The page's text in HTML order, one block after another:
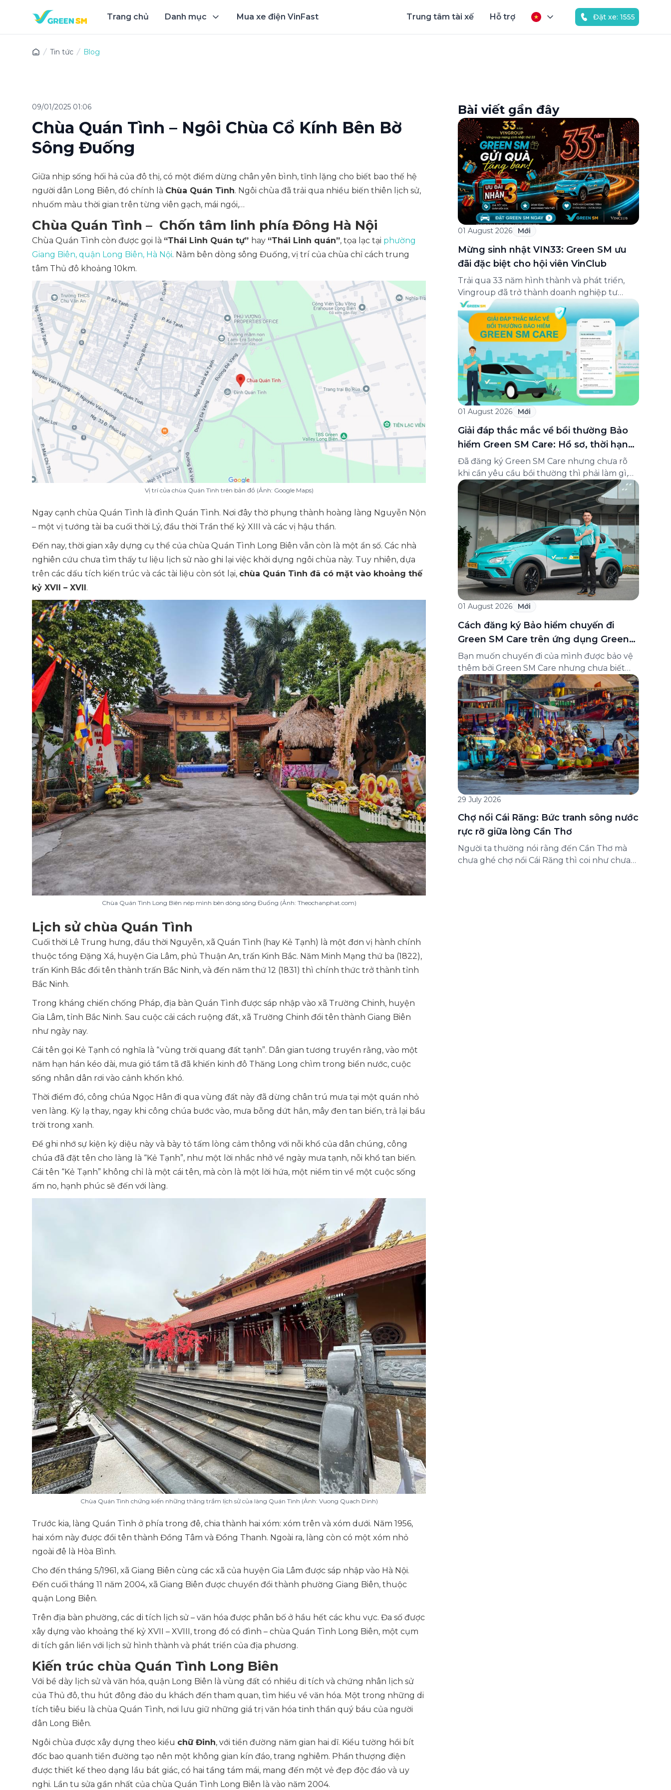
Trang chủ Danh mục Mua xe điện VinFast Trung tâm tài xế Hỗ trợ Đặt xe: 1555
Tin tức Blog
09/01/2025 01:06
Chùa Quán Tình – Ngôi Chùa Cổ Kính Bên Bờ
Sông Đuống
Giữa nhịp sống hối hả của đô thị, có một điểm dừng chân yên bình, tĩnh lặng cho biết bao thế hệ
người dân Long Biên, đó chính là Chùa Quán Tình. Ngôi chùa đã trải qua nhiều biến thiên lịch sử,
nhuốm màu thời gian trên từng viên gạch, mái ngói,…
Chùa Quán Tình – Chốn tâm linh phía Đông Hà Nội
Chùa Quán Tình còn được gọi là “Thái Linh Quán tự” hay “Thái Linh quán”, tọa lạc tại phường
Giang Biên, quận Long Biên, Hà Nội. Nằm bên dòng sông Đuống, vị trí của chùa chỉ cách trung
tâm Thủ đô khoảng 10km.
Vị trí của chùa Quán Tình trên bản đồ (Ảnh: Google Maps)
Ngay cạnh chùa Quán Tình là đình Quán Tình. Nơi đây thờ phụng thành hoàng làng Nguyễn Nộn
– một vị tướng tài ba cuối thời Lý, đầu thời Trần thế kỷ XIII và các vị hậu thần.
Đến nay, thời gian xây dựng cụ thể của chùa Quán Tình Long Biên vẫn còn là một ẩn số. Các nhà
nghiên cứu chưa tìm thấy tư liệu lịch sử nào ghi lại việc khởi dựng ngôi chùa này. Tuy nhiên, dựa
trên các dấu tích kiến trúc và các tài liệu còn sót lại, chùa Quán Tình đã có mặt vào khoảng thế
kỷ XVII – XVII.
Chùa Quán Tình Long Biên nép mình bên dòng sông Đuống (Ảnh: Theochanphat.com)
Lịch sử chùa Quán Tình
Cuối thời Lê Trung hưng, đầu thời Nguyễn, xã Quán Tình (hay Kẻ Tạnh) là một đơn vị hành chính
thuộc tổng Đặng Xá, huyện Gia Lâm, phủ Thuận An, trấn Kinh Bắc. Năm Minh Mạng thứ ba (1822),
trấn Kinh Bắc đổi tên thành trấn Bắc Ninh, và đến năm thứ 12 (1831) thì chính thức trở thành tỉnh
Bắc Ninh.
Trong kháng chiến chống Pháp, địa bàn Quán Tình được sáp nhập vào xã Trường Chinh, huyện
Gia Lâm, tỉnh Bắc Ninh. Sau cuộc cải cách ruộng đất, xã Trường Chinh đổi tên thành Giang Biên
như ngày nay.
Cái tên gọi Kẻ Tạnh có nghĩa là “vùng trời quang đất tạnh”. Dân gian tương truyền rằng, vào một
năm hạn hán kéo dài, mưa gió tầm tã đã khiến kinh đô Thăng Long chìm trong biển nước, cuộc
sống nhân dân rơi vào cảnh khốn khó.
Thời điểm đó, công chúa Ngọc Hân đi qua vùng đất này đã dừng chân trú mưa tại một quán nhỏ
ven làng. Kỳ lạ thay, ngay khi công chúa bước vào, mưa bỗng dứt hẳn, mây đen tan biến, trả lại bầu
trời trong xanh.
Để ghi nhớ sự kiện kỳ diệu này và bày tỏ tấm lòng cảm thông với nỗi khổ của dân chúng, công
chúa đã đặt tên cho làng là “Kẻ Tạnh”, như một lời nhắc nhở về ngày mưa tạnh, nỗi khổ tan biến.
Cái tên “Kẻ Tạnh” không chỉ là một cái tên, mà còn là một lời hứa, một niềm tin về một cuộc sống
ấm no, hạnh phúc sẽ đến với làng.
Chùa Quán Tình chứng kiến những thăng trầm lịch sử của làng Quán Tình (Ảnh: Vuong Quach Dinh)
Trước kia, làng Quán Tình ở phía trong đê, chia thành hai xóm: xóm trên và xóm dưới. Năm 1956,
hai xóm này được đổi tên thành Đồng Tâm và Đồng Thanh. Ngoài ra, làng còn có một xóm nhỏ
ngoài đê là Hòa Bình.
Cho đến tháng 5/1961, xã Giang Biên cùng các xã của huyện Gia Lâm được sáp nhập vào Hà Nội.
Đến cuối tháng 11 năm 2004, xã Giang Biên được chuyển đổi thành phường Giang Biên, thuộc
quận Long Biên.
Trên địa bàn phường, các di tích lịch sử – văn hóa được phân bố ở hầu hết các khu vực. Đa số được
xây dựng vào khoảng thế kỷ XVII – XVIII, trong đó có đình – chùa Quán Tình Long Biên, một cụm
di tích gắn liền với lịch sử hình thành và phát triển của địa phương.
Kiến trúc chùa Quán Tình Long Biên
Với bề dày lịch sử và văn hóa, quận Long Biên là vùng đất có nhiều di tích và chứng nhân lịch sử
của Thủ đô, thu hút đông đảo du khách đến tham quan, tìm hiểu về văn hóa. Một trong những di
tích tiêu biểu là chùa Quán Tình, nơi lưu giữ những giá trị văn hóa tinh thần quý báu của người
dân Long Biên.
Ngôi chùa được xây dựng theo kiểu chữ Đinh, với tiền đường năm gian hai dĩ. Kiểu tường hồi bít
đốc bao quanh tiền đường tạo nên một không gian kín đáo, trang nghiêm. Phần thượng điện
được thiết kế theo dạng lầu bát giác, có hai tầng tám mái, mang đến một vẻ đẹp độc đáo và uy
nghi. Lần tu sửa gần nhất của chùa Quán Tình Long Biên là vào năm 2004.
Bài viết gần đây
01 August 2026 Mới
Mừng sinh nhật VIN33: Green SM ưu
đãi đặc biệt cho hội viên VinClub
Trải qua 33 năm hình thành và phát triển,
Vingroup đã trở thành doanh nghiệp tư
nhân đa ngành lớn nhất Việt Nam, lọt Top 30
doanh nghiệp lớn nhất Đông Nam Á theo
bảng xếp hạng của Tạp chí Fortune (Mỹ).
Nhân kỷ niệm 33 năm thành lập (8/8/1993
đến 8/8/2026), Green SM trân […]
01 August 2026 Mới
Giải đáp thắc mắc về bồi thường Bảo
hiểm Green SM Care: Hồ sơ, thời hạn
và cách liên hệ hỗ trợ
Đã đăng ký Green SM Care nhưng chưa rõ
khi cần yêu cầu bồi thường thì phải làm gì,
hồ sơ ra sao, hay giấy chứng nhận bảo hiểm
tìm ở đâu? Bài viết này tổng hợp đầy đủ các
câu hỏi thường gặp nhất về quy trình bồi
thường và hỗ trợ của Green […]
01 August 2026 Mới
Cách đăng ký Bảo hiểm chuyến đi
Green SM Care trên ứng dụng Green
SM
Bạn muốn chuyến đi của mình được bảo vệ
thêm bởi Green SM Care nhưng chưa biết
đăng ký ở đâu? Bài viết dưới đây sẽ hướng
dẫn chi tiết cách tham gia (và hủy tham gia)
gói bảo hiểm này ngay trên ứng dụng Green
SM, cùng những lưu ý quan trọng trước khi
[…]
29 July 2026
Chợ nổi Cái Răng: Bức tranh sông nước
rực rỡ giữa lòng Cần Thơ
Người ta thường nói rằng đến Cần Thơ mà
chưa ghé chợ nổi Cái Răng thì coi như chưa